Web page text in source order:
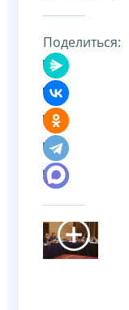
Поделиться: